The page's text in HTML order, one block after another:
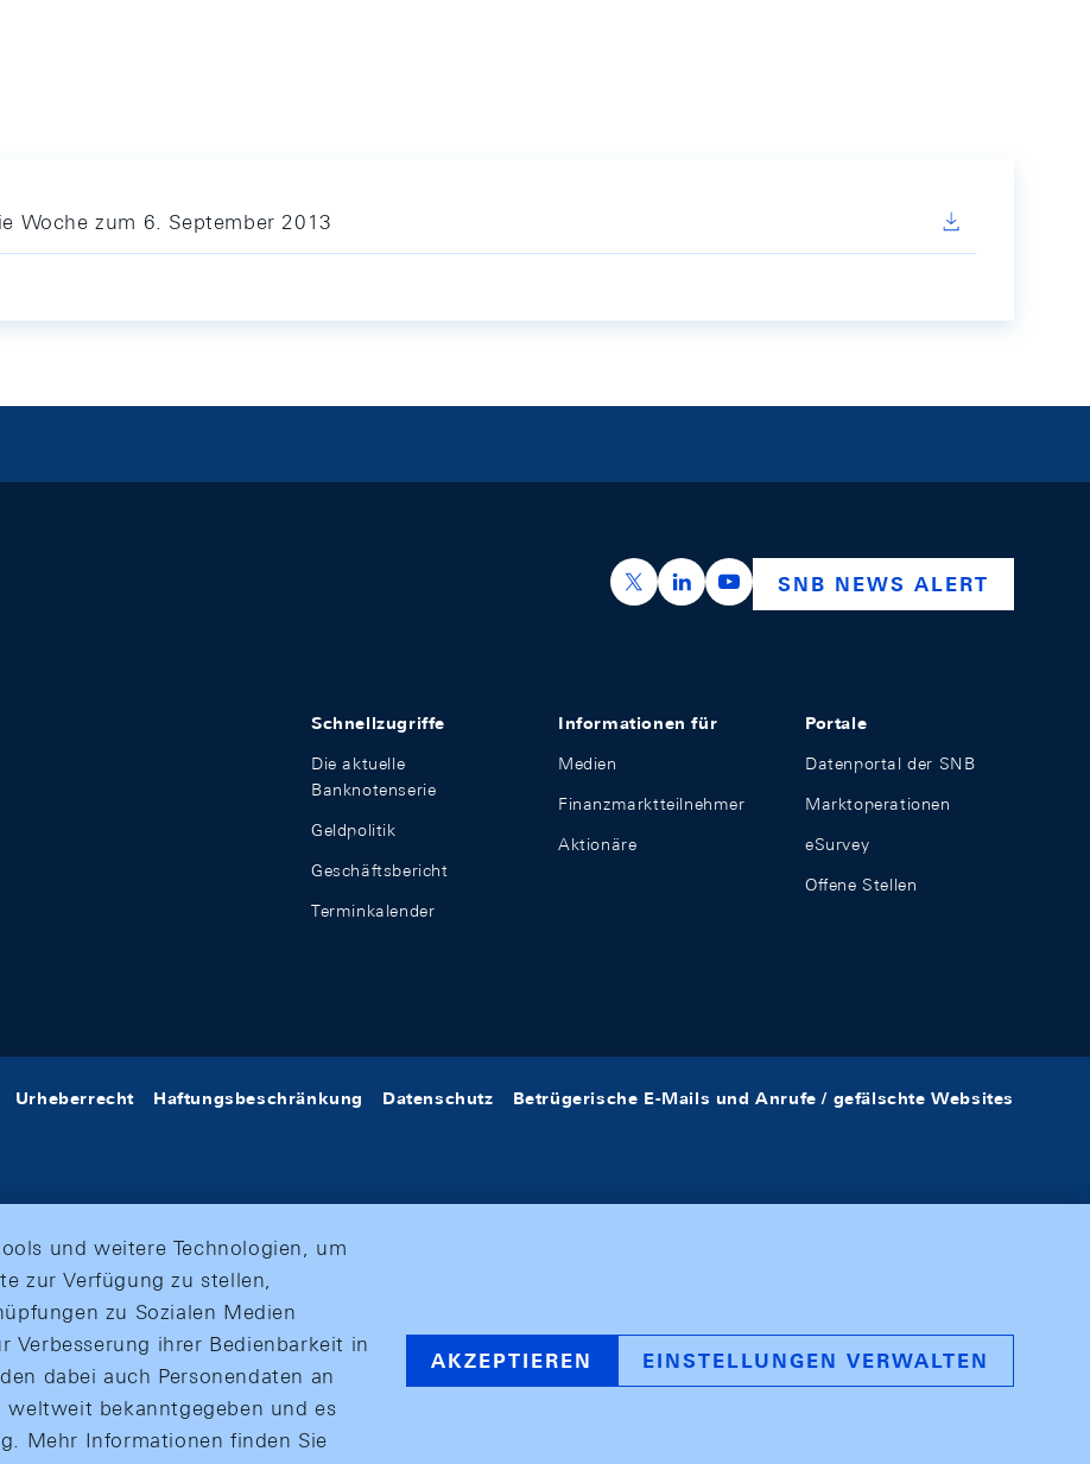
Woche zum 6. September 2013
https://x.com/snb_bns
https://ch.linkedin.com/company/swiss-
https://www.youtube.com/
SNB NEWS ALERT
Schnellzugriffe
Die aktuelle
Banknotenserie
Geldpolitik
Geschäftsbericht
Terminkalender
Informationen für
Medien
Finanzmarktteilnehmer
Aktionäre
Portale
Datenportal der SNB
Marktoperationen
eSurvey
Offene Stellen
Urheberrecht Haftungsbeschränkung Datenschutz Betrügerische E-Mails und Anrufe / gefälschte Websites
und weitere Technologien, um
zur Verfügung zu stellen,
zu Sozialen Medien
Verbesserung ihrer Bedienbarkeit in
dabei auch Personendaten an
bekanntgegeben und es
Mehr Informationen finden Sie
AKZEPTIEREN EINSTELLUNGEN VERWALTEN